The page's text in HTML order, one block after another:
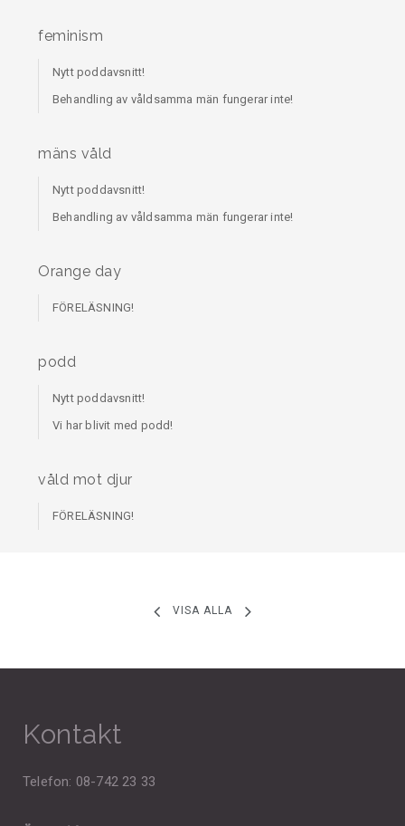
feminism
Nytt poddavsnitt!
Behandling av våldsamma män fungerar inte!
mäns våld
Nytt poddavsnitt!
Behandling av våldsamma män fungerar inte!
Orange day
FÖRELÄSNING!
podd
Nytt poddavsnitt!
Vi har blivit med podd!
våld mot djur
FÖRELÄSNING!
VISA ALLA
Kontakt
Telefon: 08-742 23 33